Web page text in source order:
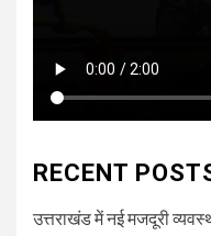
RECENT
उत्तराखंड में नई मजदूरी